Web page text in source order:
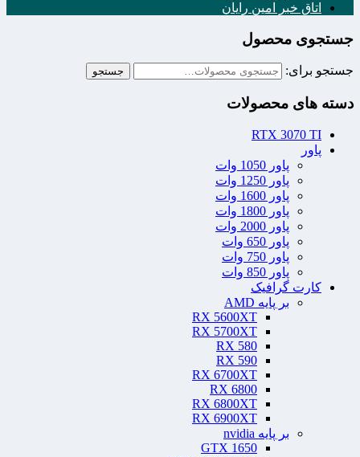
اتاق خبر امین رایان
جستجوی محصول
جستجو برای: جستجو
دسته های محصولات
RTX 3070 TI
پاور
پاور 1050 وات
پاور 1250 وات
پاور 1600 وات
پاور 1800 وات
پاور 2000 وات
پاور 650 وات
پاور 750 وات
پاور 850 وات
کارت گرافیک
بر پایه AMD
RX 5600XT
RX 5700XT
RX 580
RX 590
RX 6700XT
RX 6800
RX 6800XT
RX 6900XT
بر پایه nvidia
GTX 1650